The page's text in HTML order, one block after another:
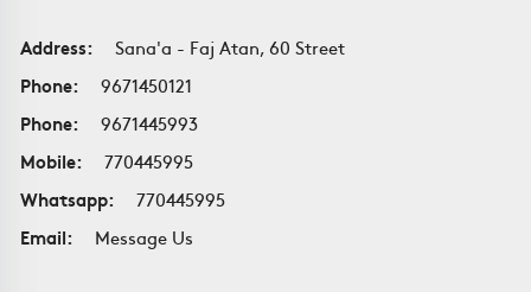
Address:
Sana'a - Faj Atan, 60 Street
Phone:
9671450121
Phone:
9671445993
Mobile:
770445995
Whatsapp:
770445995
Email:
Message Us